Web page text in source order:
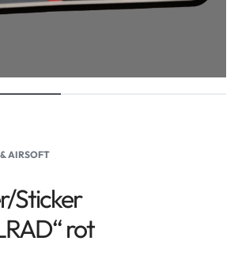
AIRSOFT
Sticker
rot